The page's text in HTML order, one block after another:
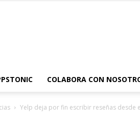
COLABORA CON
Yelp deja por fin escribir reseñas desde